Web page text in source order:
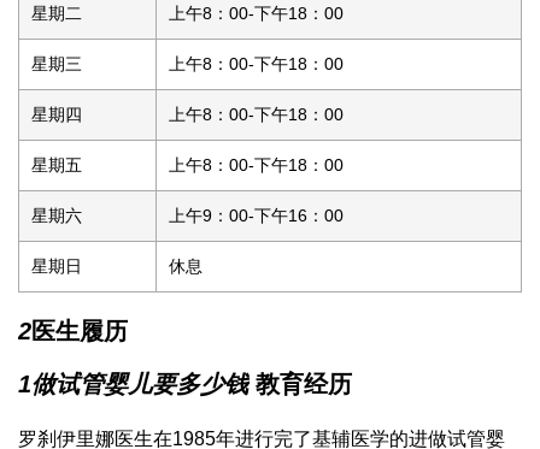
星期二 上午8：00-下午18：00
星期三 上午8：00-下午18：00
星期四 上午8：00-下午18：00
星期五 上午8：00-下午18：00
星期六 上午9：00-下午16：00
星期日 休息
2医生履历
1做试管婴儿要多少钱教育经历
罗刹伊里娜医生在1985年进行完了基辅医学的进做试管婴